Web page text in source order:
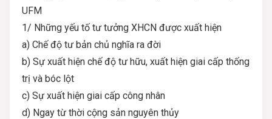
UFM
1/ Những yếu tố tư tưởng XHCN được xuất hiện
a) Chế độ tư bản chủ nghĩa ra đời
b) Sự xuất hiện chế độ tư hữu, xuất hiện giai cấp thống
trị và bóc lột
c) Sự xuất hiện giai cấp công nhân
d) Ngay từ thời cộng sản nguyên thủy